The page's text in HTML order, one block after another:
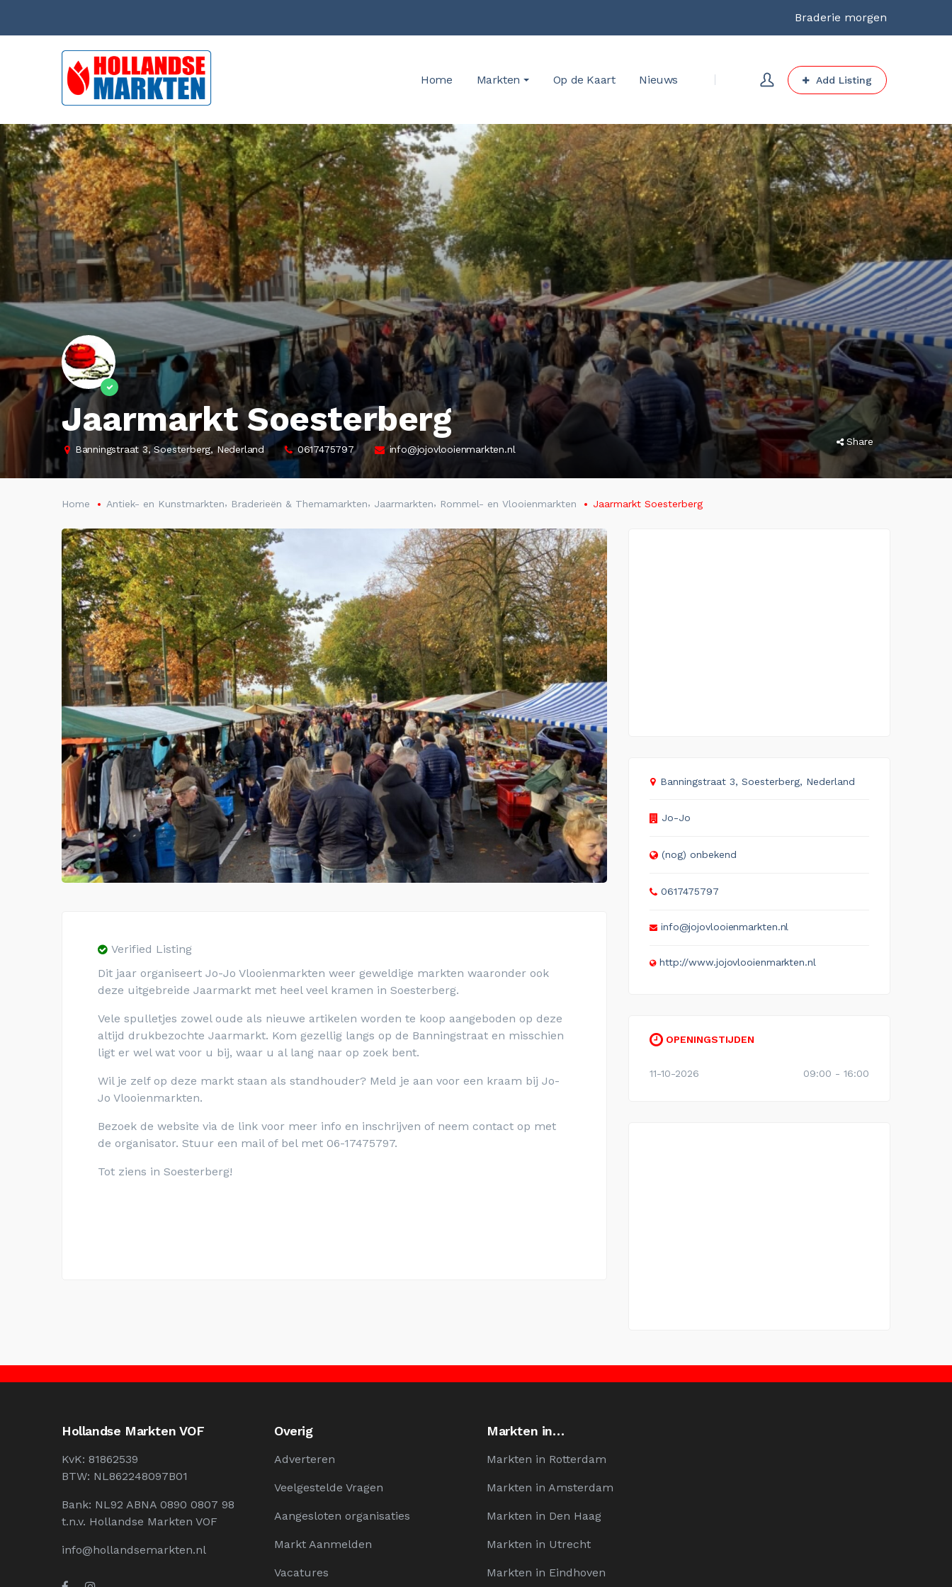
Braderie morgen
Home Markten Op de Kaart Nieuws Add Listing
Jaarmarkt Soesterberg
Banningstraat 3, Soesterberg, Nederland 0617475797 info@jojovlooienmarkten.nl
Share
Home Antiek- en Kunstmarkten, Braderieën & Themamarkten, Jaarmarkten, Rommel- en Vlooienmarkten Jaarmarkt Soesterberg
Verified Listing
Dit jaar organiseert Jo-Jo Vlooienmarkten weer geweldige markten waaronder ook
deze uitgebreide Jaarmarkt met heel veel kramen in Soesterberg.
Vele spulletjes zowel oude als nieuwe artikelen worden te koop aangeboden op deze
altijd drukbezochte Jaarmarkt. Kom gezellig langs op de Banningstraat en misschien
ligt er wel wat voor u bij, waar u al lang naar op zoek bent.
Wil je zelf op deze markt staan als standhouder? Meld je aan voor een kraam bij Jo-
Jo Vlooienmarkten.
Bezoek de website via de link voor meer info en inschrijven of neem contact op met
de organisator. Stuur een mail of bel met 06-17475797.
Tot ziens in Soesterberg!
Banningstraat 3, Soesterberg, Nederland
Jo-Jo
(nog) onbekend
0617475797
info@jojovlooienmarkten.nl
http://www.jojovlooienmarkten.nl
OPENINGSTIJDEN
11-10-2026 09:00 - 16:00
Hollandse Markten VOF
KvK: 81862539
BTW: NL862248097B01
Bank: NL92 ABNA 0890 0807 98
t.n.v. Hollandse Markten VOF
info@hollandsemarkten.nl
Overig
Adverteren
Veelgestelde Vragen
Aangesloten organisaties
Markt Aanmelden
Vacatures
Markten in…
Markten in Rotterdam
Markten in Amsterdam
Markten in Den Haag
Markten in Utrecht
Markten in Eindhoven